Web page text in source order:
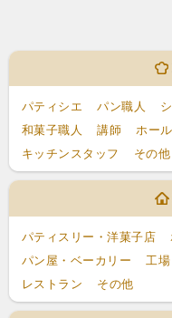
パティシエ パン職人
和菓子職人
講師 ホー
キッチンスタッフ
その他
パティスリー・洋菓子店
パン屋・ベーカリー
工
レストラン
その他